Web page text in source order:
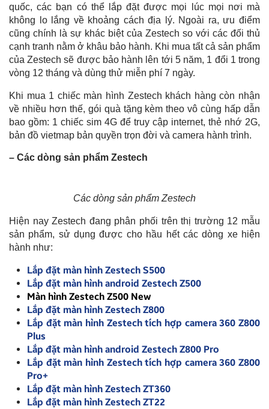
quốc, các bạn có thể lắp đặt được mọi lúc mọi nơi mà
không lo lắng về khoảng cách địa lý. Ngoài ra, ưu điểm
cũng chính là sự khác biệt của Zestech so với các đối thủ
cạnh tranh nằm ở khâu bảo hành. Khi mua tất cả sản phẩm
của Zestech sẽ được bảo hành lên tới 5 năm, 1 đổi 1 trong
vòng 12 tháng và dùng thử miễn phí 7 ngày.
Khi mua 1 chiếc màn hình Zestech khách hàng còn nhận
về nhiều hơn thế, gói quà tặng kèm theo vô cùng hấp dẫn
bao gồm: 1 chiếc sim 4G để truy cập internet, thẻ nhớ 2G,
bản đồ vietmap bản quyền trọn đời và camera hành trình.
– Các dòng sản phẩm Zestech
Các dòng sản phẩm Zestech
Hiện nay Zestech đang phân phối trên thị trường 12 mẫu
sản phẩm, sử dụng được cho hầu hết các dòng xe hiện
hành như:
Lắp đặt màn hình Zestech S500
Lắp đặt màn hình android Zestech Z500
Màn hình Zestech Z500 New
Lắp đặt màn hình Zestech Z800
Lắp đặt màn hình Zestech tích hợp camera 360 Z800
Plus
Lắp đặt màn hình android Zestech Z800 Pro
Lắp đặt màn hình Zestech tích hợp camera 360 Z800
Pro+
Lắp đặt màn hình Zestech ZT360
Lắp đặt màn hình Zestech ZT22